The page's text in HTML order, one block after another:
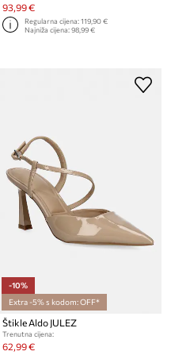
93,99 €
Regularna cijena:119,90 €
Najniža cijena:98,99 €
-10%
Extra -5% s kodom: OFF*
Štikle Aldo JULEZ
Trenutna cijena:
62,99 €